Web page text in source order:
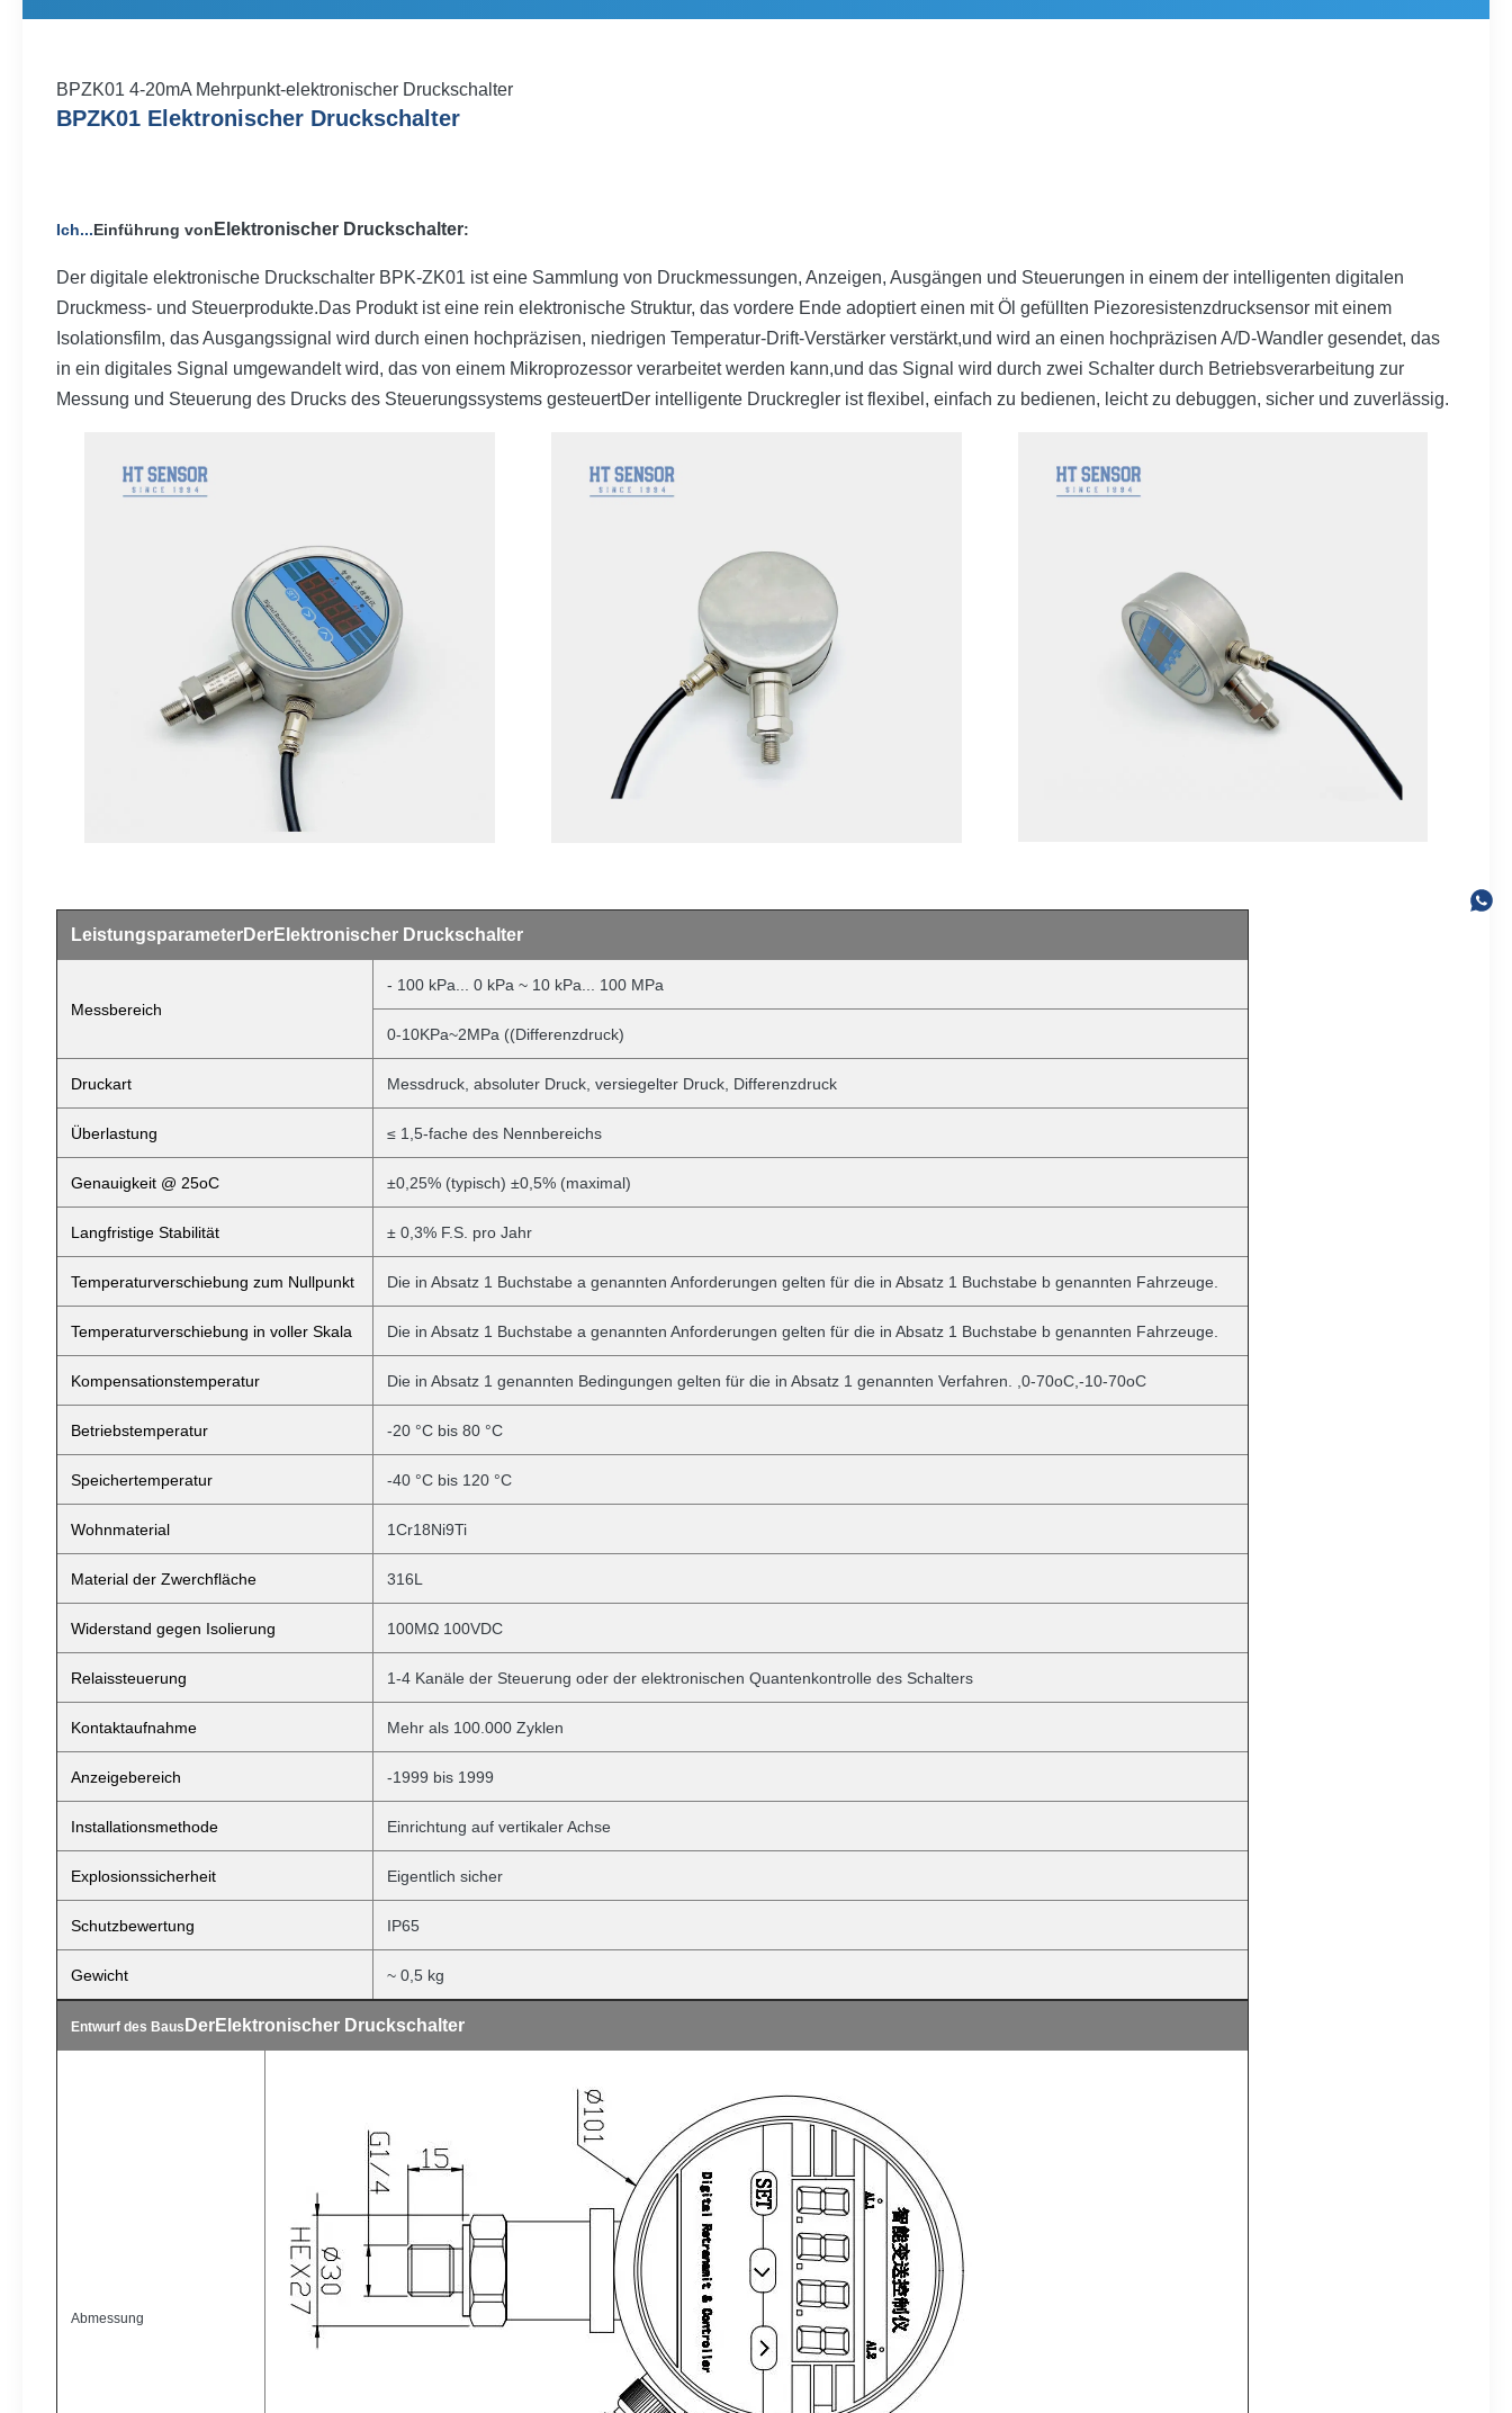
BPZK01 4-20mA Mehrpunkt-elektronischer Druckschalter
BPZK01 Elektronischer Druckschalter
Ich...Einführung von Elektronischer Druckschalter:
Der digitale elektronische Druckschalter BPK-ZK01 ist eine Sammlung von Druckmessungen, Anzeigen, Ausgängen und Steuerungen in einem der intelligenten digitalen
Druckmess- und Steuerprodukte.Das Produkt ist eine rein elektronische Struktur, das vordere Ende adoptiert einen mit Öl gefüllten Piezoresistenzdrucksensor mit einem
Isolationsfilm, das Ausgangssignal wird durch einen hochpräzisen, niedrigen Temperatur-Drift-Verstärker verstärkt,und wird an einen hochpräzisen A/D-Wandler gesendet, das
in ein digitales Signal umgewandelt wird, das von einem Mikroprozessor verarbeitet werden kann,und das Signal wird durch zwei Schalter durch Betriebsverarbeitung zur
Messung und Steuerung des Drucks des Steuerungssystems gesteuertDer intelligente Druckregler ist flexibel, einfach zu bedienen, leicht zu debuggen, sicher und zuverlässig.
LeistungsparameterDerElektronischer Druckschalter
Messbereich
- 100 kPa... 0 kPa ~ 10 kPa... 100 MPa
0-10KPa~2MPa ((Differenzdruck)
Druckart Messdruck, absoluter Druck, versiegelter Druck, Differenzdruck
Überlastung ≤ 1,5-fache des Nennbereichs
Genauigkeit @ 25oC ±0,25% (typisch) ±0,5% (maximal)
Langfristige Stabilität ± 0,3% F.S. pro Jahr
Temperaturverschiebung zum Nullpunkt Die in Absatz 1 Buchstabe a genannten Anforderungen gelten für die in Absatz 1 Buchstabe b genannten Fahrzeuge.
Temperaturverschiebung in voller Skala Die in Absatz 1 Buchstabe a genannten Anforderungen gelten für die in Absatz 1 Buchstabe b genannten Fahrzeuge.
Kompensationstemperatur Die in Absatz 1 genannten Bedingungen gelten für die in Absatz 1 genannten Verfahren. ,0-70oC,-10-70oC
Betriebstemperatur -20 °C bis 80 °C
Speichertemperatur -40 °C bis 120 °C
Wohnmaterial 1Cr18Ni9Ti
Material der Zwerchfläche 316L
Widerstand gegen Isolierung 100MΩ 100VDC
Relaissteuerung 1-4 Kanäle der Steuerung oder der elektronischen Quantenkontrolle des Schalters
Kontaktaufnahme Mehr als 100.000 Zyklen
Anzeigebereich -1999 bis 1999
Installationsmethode Einrichtung auf vertikaler Achse
Explosionssicherheit Eigentlich sicher
Schutzbewertung IP65
Gewicht ~ 0,5 kg
Entwurf des Baus DerElektronischer Druckschalter
Abmessung